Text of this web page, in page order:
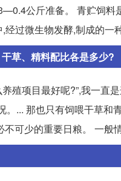
公斤准备。 青贮饲
过微生物发酵,制成的一
草、精料配比各是多少?
殖项目最好呢?”,我一直
。... 那也只有饲喂干草
可少的重要日粮。 一般